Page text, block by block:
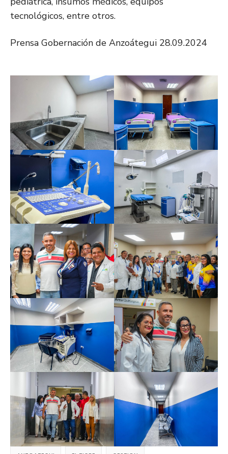
tecnológicos, entre otros.
Prensa Gobernación de Anzoátegui 28.09.2024